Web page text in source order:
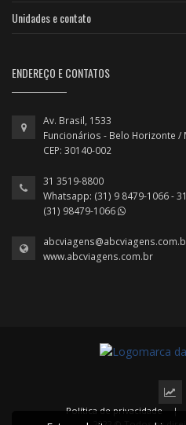
Unidades e contato
ENDEREÇO E CONTATOS
Av. Brasil, 1533
Funcionários - Belo Horizonte /
CEP: 30140-002
31 3519-8800
Whatsapp: (31) 9 8479-1066 -
(31) 98479-1066
www.abcviagens.com.br
Política de privacidade |